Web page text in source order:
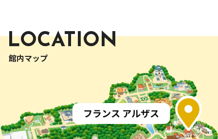
LOCATION
館内マップ
本館
沖縄めんそーれ
台湾小吃店
ペルー
エル・パティオ
インドネシア
ワルンバリ
ドイツ
ガストホフバイエルン
フランス アルザス
イタリア アルベロベッロ
アフリカ アフリカンプラザ
亭
タイ
ラーチャプルック
韓国 韓国亭
山形県 月山